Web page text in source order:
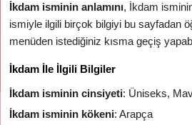
İkdam isminin anlamını, İkdam
ismiyle ilgili birçok bilgiyi bu sayfadan
menüden istediğiniz kısma geçiş
İkdam İle İlgili Bilgiler
İkdam isminin cinsiyeti: Üniseks,
İkdam isminin kökeni: Arapça